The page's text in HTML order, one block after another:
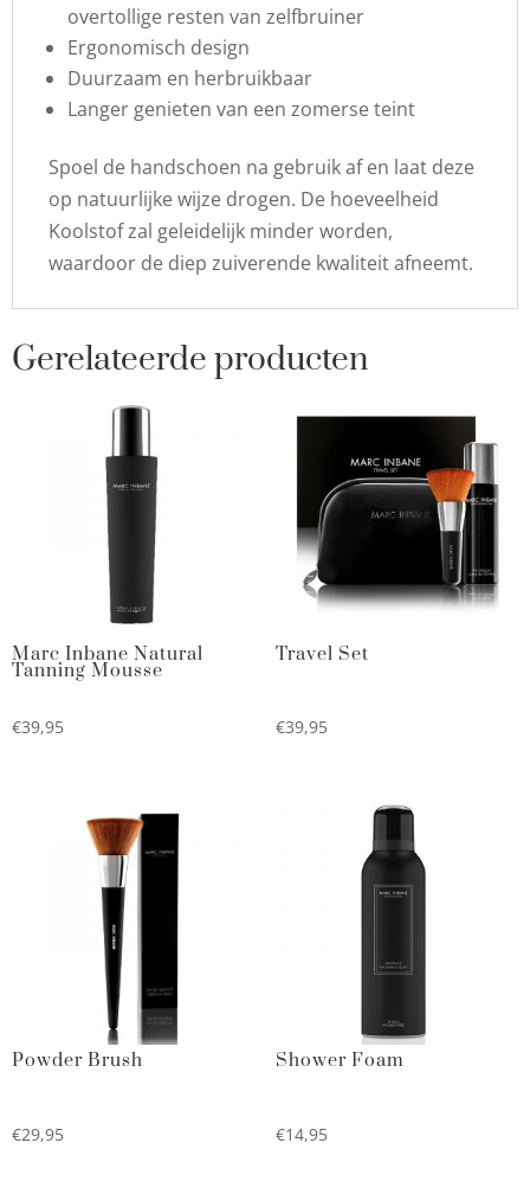
overtollige resten van zelfbruiner
Ergonomisch design
Duurzaam en herbruikbaar
Langer genieten van een zomerse teint
Spoel de handschoen na gebruik af en laat deze
op natuurlijke wijze drogen. De hoeveelheid
Koolstof zal geleidelijk minder worden,
waardoor de diep zuiverende kwaliteit afneemt.
Gerelateerde producten
Marc Inbane Natural
Tanning Mousse
€39,95
Travel Set
€39,95
Powder Brush
€29,95
Shower Foam
€14,95